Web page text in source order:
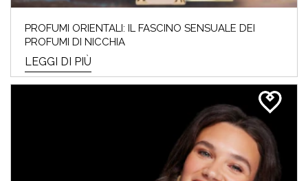
PROFUMI ORIENTALI: IL FASCINO SENSUALE DEI
PROFUMI DI NICCHIA
LEGGI DI PIÙ